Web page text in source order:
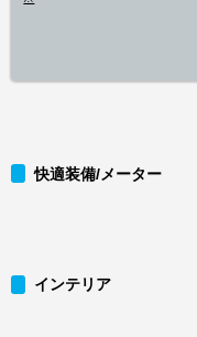
快適装備/メーター
インテリア